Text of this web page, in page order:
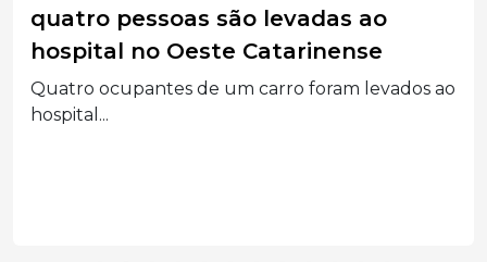
quatro pessoas são levadas ao
hospital no Oeste Catarinense
Quatro ocupantes de um carro foram levados ao
hospital...